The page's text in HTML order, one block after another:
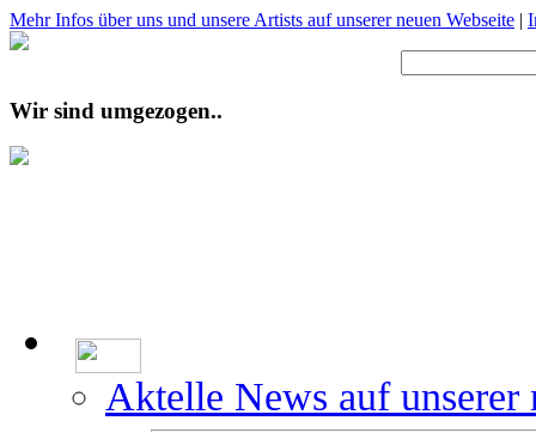
Mehr Infos über uns und unsere Artists auf unserer neuen Webseite |
Wir sind umgezogen..
Aktelle News auf unserer